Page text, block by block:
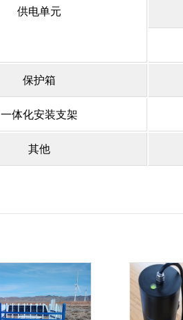
供电单元
保护箱
一体化安装支架
其他